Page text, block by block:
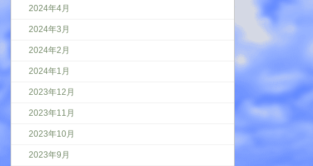
2024年4月
2024年3月
2024年2月
2024年1月
2023年12月
2023年11月
2023年10月
2023年9月